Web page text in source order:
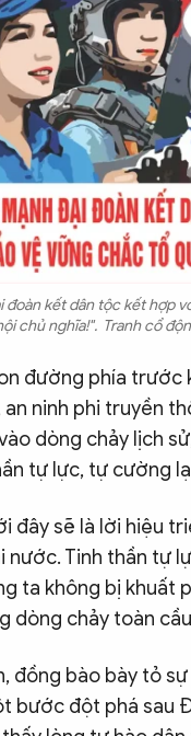
đoàn kết dân tộc kết hợp
chủ nghĩa!". Tranh cổ
đường phía
ninh phi truyền
dòng chảy lịch
tự lực, tự cường
đây sẽ là lời hiệu
nước. Tinh thần tự
ta không bị khuất
dòng chảy toàn
đồng bào bày tỏ
bước đột phá sau